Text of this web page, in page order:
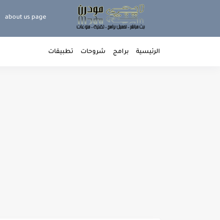
about us page
الرئيسية برامج شروحات تطبيقات